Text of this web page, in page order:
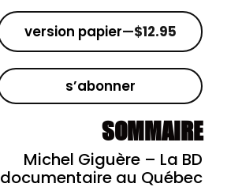
version papier—$12.95
s’abonner
SOMMAIRE
Michel Giguère – La BD
documentaire au Québec